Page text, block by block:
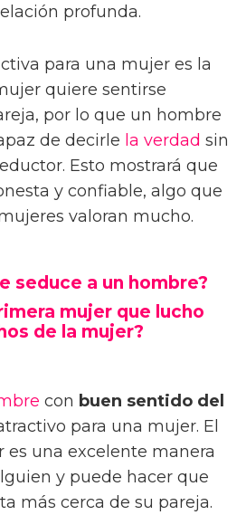
profunda.
para una mujer es la
quiere sentirse
por lo que un hombre
de decirle la verdad sin
Esto mostrará que
y confiable, algo que
valoran mucho.
seduce a un hombre?
mujer que lucho
de la mujer?
con buen sentido del
para una mujer. El
una excelente manera
y puede hacer que
más cerca de su pareja.